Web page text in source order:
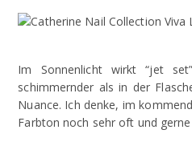
Im Sonnenlicht wirkt “jet
schimmernder als in der
Nuance. Ich denke, im
Farbton noch sehr oft und gerne